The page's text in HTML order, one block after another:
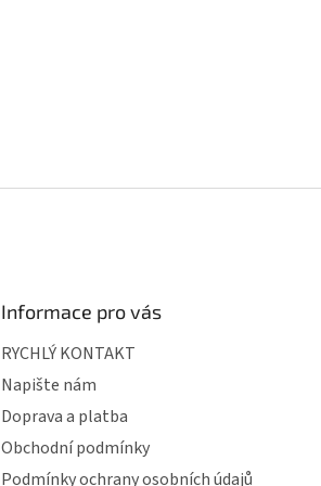
Informace pro vás
RYCHLÝ KONTAKT
Napište nám
Doprava a platba
Obchodní podmínky
Podmínky ochrany osobních údajů